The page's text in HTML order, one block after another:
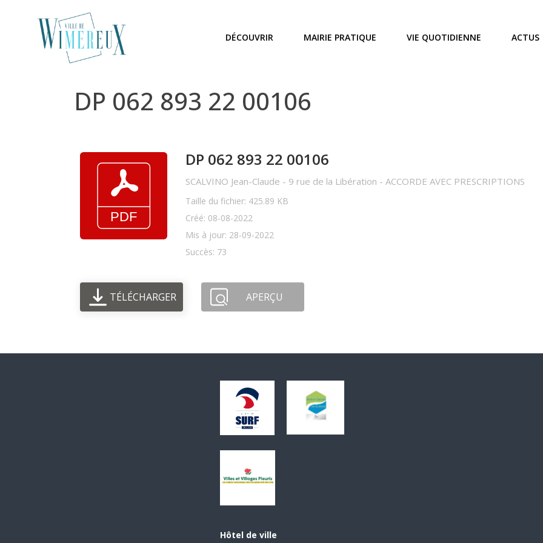
DÉCOUVRIR MAIRIE PRATIQUE VIE QUOTIDIENNE ACTUS
DP 062 893 22 00106
DP 062 893 22 00106
SCALVINO Jean-Claude - 9 rue de la Libération - ACCORDE AVEC PRESCRIPTIONS
Taille du fichier: 425.89 KB
Créé: 08-08-2022
Mis à jour: 28-09-2022
Succès: 73
TÉLÉCHARGER APERÇU
Hôtel de ville